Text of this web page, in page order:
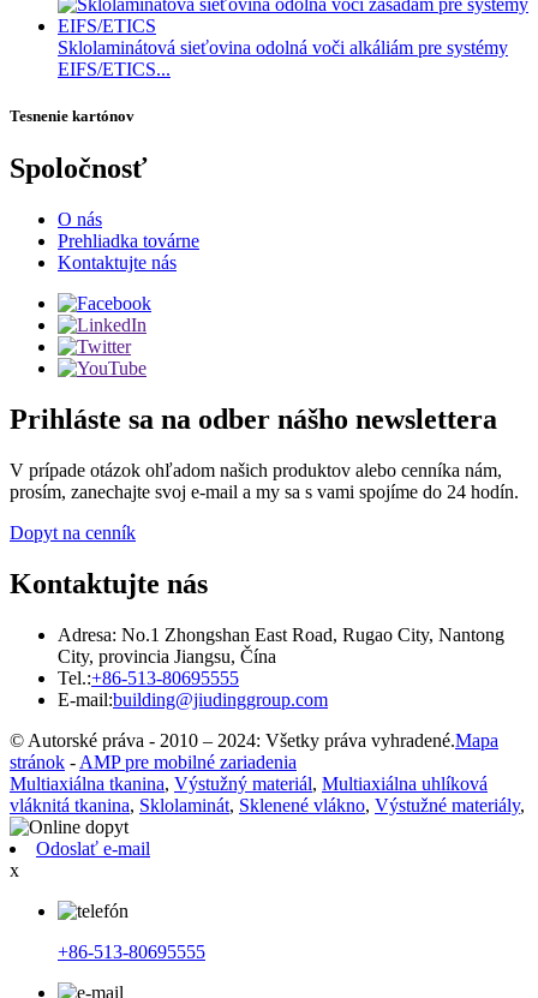
Sklolaminátová sieťovina odolná voči alkáliám pre systémy
EIFS/ETICS...
Tesnenie kartónov
Spoločnosť
O nás
Prehliadka továrne
Kontaktujte nás
Prihláste sa na odber nášho newslettera
V prípade otázok ohľadom našich produktov alebo cenníka nám,
prosím, zanechajte svoj e-mail a my sa s vami spojíme do 24 hodín.
Dopyt na cenník
Kontaktujte nás
Adresa: No.1 Zhongshan East Road, Rugao City, Nantong
City, provincia Jiangsu, Čína
Tel.:+86-513-80695555
E-mail:building@jiudinggroup.com
© Autorské práva - 2010 – 2024: Všetky práva vyhradené.Mapa
stránok - AMP pre mobilné zariadenia
Multiaxiálna tkanina, Výstužný materiál, Multiaxiálna uhlíková
vláknitá tkanina, Sklolaminát, Sklenené vlákno, Výstužné materiály,
Odoslať e-mail
x
+86-513-80695555